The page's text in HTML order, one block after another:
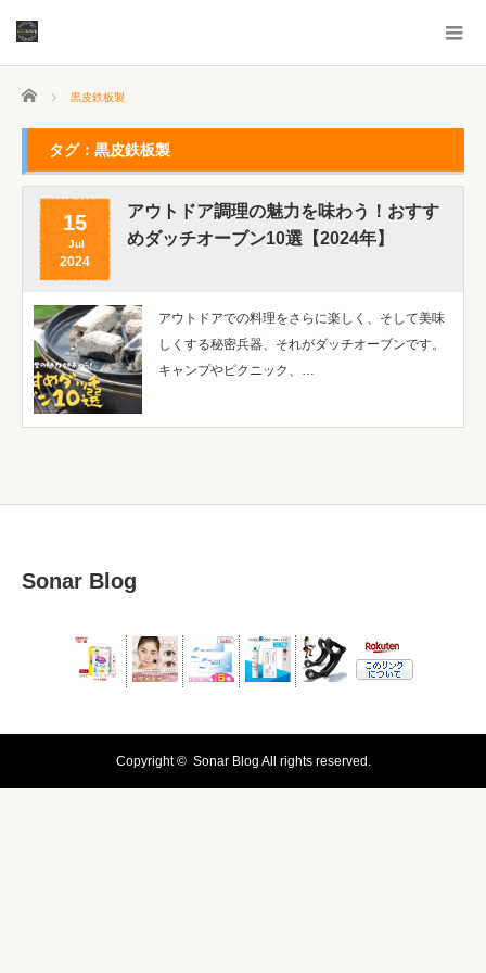
ホーム 黒皮鉄板製
タグ：黒皮鉄板製
15
Jul
2024
アウトドア調理の魅力を味わう！おすす
めダッチオーブン10選【2024年】
アウトドアでの料理をさらに楽しく、そして美味
しくする秘密兵器、それがダッチオーブンです。
キャンプやピクニック、…
Sonar Blog
Copyright © Sonar Blog All rights reserved.